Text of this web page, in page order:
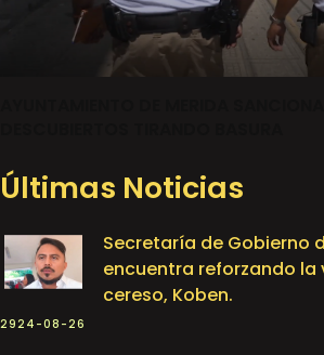
Últimas Noticias
Secretaría de Gobierno
encuentra reforzando la
cereso, Koben.
2924-08-26